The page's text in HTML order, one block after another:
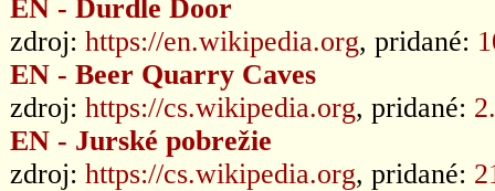
EN - Durdle Door
zdroj: https://en.wikipedia.org, pridané:
EN - Beer Quarry Caves
zdroj: https://cs.wikipedia.org, pridané:
EN - Jurské pobrežie
zdroj: https://cs.wikipedia.org, pridané: